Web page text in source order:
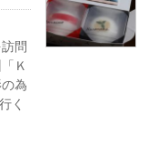
問
Ｋ
為
く